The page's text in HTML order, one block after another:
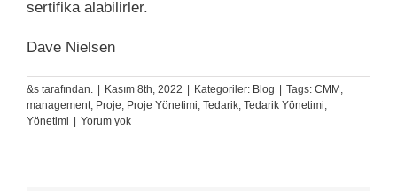
sertifika alabilirler.
Dave Nielsen
&s tarafından. Kasım 8th, 2022 Kategoriler: Blog Tags: CMM ,
management, Proje, Proje Yönetimi, Tedarik, Tedarik Yönetimi,
Yönetimi
Yorum yok